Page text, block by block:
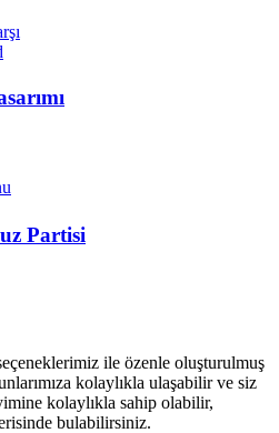
Partisi
ile özenle oluşturulmuş
kolaylıkla ulaşabilir ve siz
kolaylıkla sahip olabilir,
bulabilirsiniz.